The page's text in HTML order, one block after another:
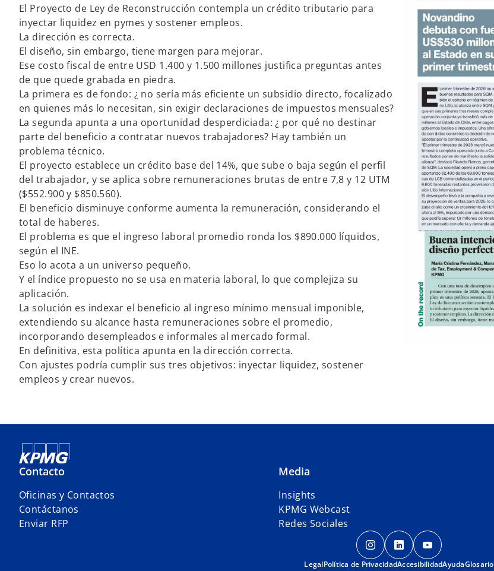
El Proyecto de Ley de Reconstrucción contempla un crédito tributario para
inyectar liquidez en pymes y sostener empleos.
La dirección es correcta.
El diseño, sin embargo, tiene margen para mejorar.
Ese costo fiscal de entre USD 1.400 y 1.500 millones justifica preguntas antes
de que quede grabada en piedra.
La primera es de fondo: ¿ no sería más eficiente un subsidio directo, focalizado
en quienes más lo necesitan, sin exigir declaraciones de impuestos mensuales?
La segunda apunta a una oportunidad desperdiciada: ¿ por qué no destinar
parte del beneficio a contratar nuevos trabajadores? Hay también un
problema técnico.
El proyecto establece un crédito base del 14%, que sube o baja según el perfil
del trabajador, y se aplica sobre remuneraciones brutas de entre 7,8 y 12 UTM
($552.900 y $850.560).
El beneficio disminuye conforme aumenta la remuneración, considerando el
total de haberes.
El problema es que el ingreso laboral promedio ronda los $890.000 líquidos,
según el INE.
Eso lo acota a un universo pequeño.
Y el índice propuesto no se usa en materia laboral, lo que complejiza su
aplicación.
La solución es indexar el beneficio al ingreso mínimo mensual imponible,
extendiendo su alcance hasta remuneraciones sobre el promedio,
incorporando desempleados e informales al mercado formal.
En definitiva, esta política apunta en la dirección correcta.
Con ajustes podría cumplir sus tres objetivos: inyectar liquidez, sostener
empleos y crear nuevos.
Contacto
Oficinas y Contactos
Contáctanos
Enviar RFP
Media
Insights
KPMG Webcast
Redes Sociales
s
e
a
s
e
a
e
a
LegalPolítica de PrivacidadAccesibilidadAyudaGlosario